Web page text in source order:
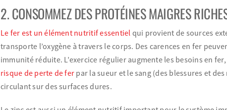
2. CONSOMMEZ DES PROTÉINES MAIGRES
Le fer est un élément nutritif essentiel qui provient de sources
transporte l’oxygène à travers le corps. Des carences en fer
immunité réduite. L’exercice régulier augmente les besoins en
risque de perte de fer par la sueur et le sang (des blessures et
circulant sur des surfaces dures.